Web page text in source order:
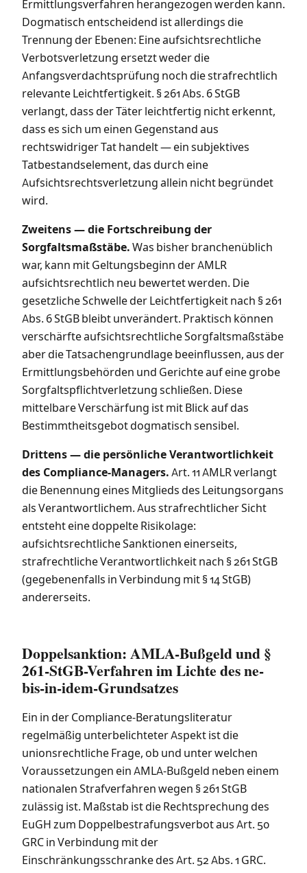
Ermittlungsverfahren herangezogen werden kann.
Dogmatisch entscheidend ist allerdings die
Trennung der Ebenen: Eine aufsichtsrechtliche
Verbotsverletzung ersetzt weder die
Anfangsverdachtsprüfung noch die strafrechtlich
relevante Leichtfertigkeit. § 261 Abs. 6 StGB
verlangt, dass der Täter leichtfertig nicht erkennt,
dass es sich um einen Gegenstand aus
rechtswidriger Tat handelt — ein subjektives
Tatbestandselement, das durch eine
Aufsichtsrechtsverletzung allein nicht begründet
wird.
Zweitens — die Fortschreibung der
Sorgfaltsmaßstäbe.Was bisher branchenüblich
war, kann mit Geltungsbeginn der AMLR
aufsichtsrechtlich neu bewertet werden. Die
gesetzliche Schwelle der Leichtfertigkeit nach § 261
Abs. 6 StGB bleibt unverändert. Praktisch können
verschärfte aufsichtsrechtliche Sorgfaltsmaßstäbe
aber die Tatsachengrundlage beeinflussen, aus der
Ermittlungsbehörden und Gerichte auf eine grobe
Sorgfaltspflichtverletzung schließen. Diese
mittelbare Verschärfung ist mit Blick auf das
Bestimmtheitsgebot dogmatisch sensibel.
Drittens — die persönliche Verantwortlichkeit
des Compliance-Managers.Art. 11 AMLR verlangt
die Benennung eines Mitglieds des Leitungsorgans
als Verantwortlichem. Aus strafrechtlicher Sicht
entsteht eine doppelte Risikolage:
aufsichtsrechtliche Sanktionen einerseits,
strafrechtliche Verantwortlichkeit nach § 261 StGB
(gegebenenfalls in Verbindung mit § 14 StGB)
andererseits.
Doppelsanktion: AMLA-Bußgeld und §
261-StGB-Verfahren im Lichte des ne-
bis-in-idem-Grundsatzes
Ein in der Compliance-Beratungsliteratur
regelmäßig unterbelichteter Aspekt ist die
unionsrechtliche Frage, ob und unter welchen
Voraussetzungen ein AMLA-Bußgeld neben einem
nationalen Strafverfahren wegen § 261 StGB
zulässig ist. Maßstab ist die Rechtsprechung des
EuGH zum Doppelbestrafungsverbot aus Art. 50
GRC in Verbindung mit der
Einschränkungsschranke des Art. 52 Abs. 1 GRC.